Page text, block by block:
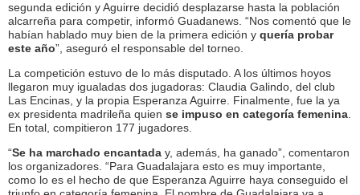
segunda edición y Aguirre decidió desplazarse hasta la población
alcarreña para competir, informó Guadanews. “Nos comentó que le
habían hablado muy bien de la primera edición y quería probar
este año”, aseguró el responsable del torneo.
La competición estuvo de lo más disputado. A los últimos hoyos
llegaron muy igualadas dos jugadoras: Claudia Galindo, del club
Las Encinas, y la propia Esperanza Aguirre. Finalmente, fue la ya
ex presidenta madrileña quien se impuso en categoría femenina
En total, compitieron 177 jugadores.
“Se ha marchado encantada y, además, ha ganado”, comentaron
los organizadores. “Para Guadalajara esto es muy importante,
como lo es el hecho de que Esperanza Aguirre haya conseguido el